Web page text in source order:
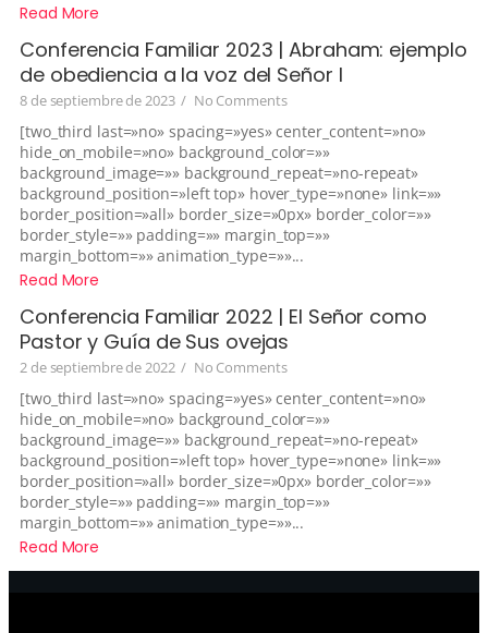
Read More
Conferencia Familiar 2023 | Abraham: ejemplo
de obediencia a la voz del Señor I
8 de septiembre de 2023 / No Comments
[two_third last=»no» spacing=»yes» center_content=»no»
hide_on_mobile=»no» background_color=»»
background_image=»» background_repeat=»no-repeat»
background_position=»left top» hover_type=»none» link=»»
border_position=»all» border_size=»0px» border_color=»»
border_style=»» padding=»» margin_top=»»
margin_bottom=»» animation_type=»»...
Read More
Conferencia Familiar 2022 | El Señor como
Pastor y Guía de Sus ovejas
2 de septiembre de 2022 / No Comments
[two_third last=»no» spacing=»yes» center_content=»no»
hide_on_mobile=»no» background_color=»»
background_image=»» background_repeat=»no-repeat»
background_position=»left top» hover_type=»none» link=»»
border_position=»all» border_size=»0px» border_color=»»
border_style=»» padding=»» margin_top=»»
margin_bottom=»» animation_type=»»...
Read More